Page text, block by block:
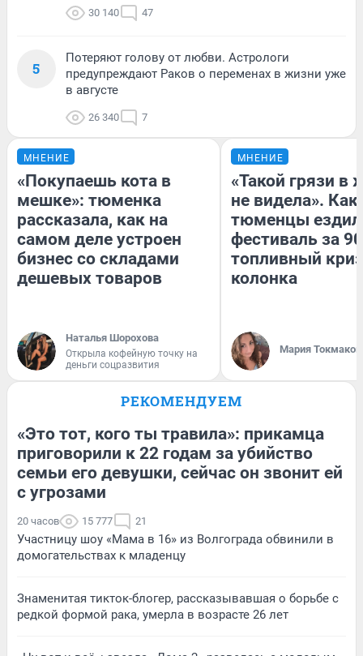
30 140 47
5
Потеряют голову от любви. Астрологи
предупреждают Раков о переменах в жизни уже
в августе
26 340 7
МНЕНИЕ
«Покупаешь кота в
мешке»: тюменка
рассказала, как на
самом деле устроен
бизнес со складами
дешевых товаров
Наталья Шорохова
Открыла кофейную точку на
деньги соцразвития
МНЕНИЕ
«Такой грязи в
не видела». Как
тюменцы
фестиваль за
топливный
колонка
Мария
РЕКОМЕНДУЕМ
«Это тот, кого ты травила»: прикамца
приговорили к 22 годам за убийство
семьи его девушки, сейчас он звонит ей
с угрозами
20 часов 15 777 21
Участницу шоу «Мама в 16» из Волгограда обвинили в
домогательствах к младенцу
Знаменитая тикток-блогер, рассказывавшая о борьбе с
редкой формой рака, умерла в возрасте 26 лет